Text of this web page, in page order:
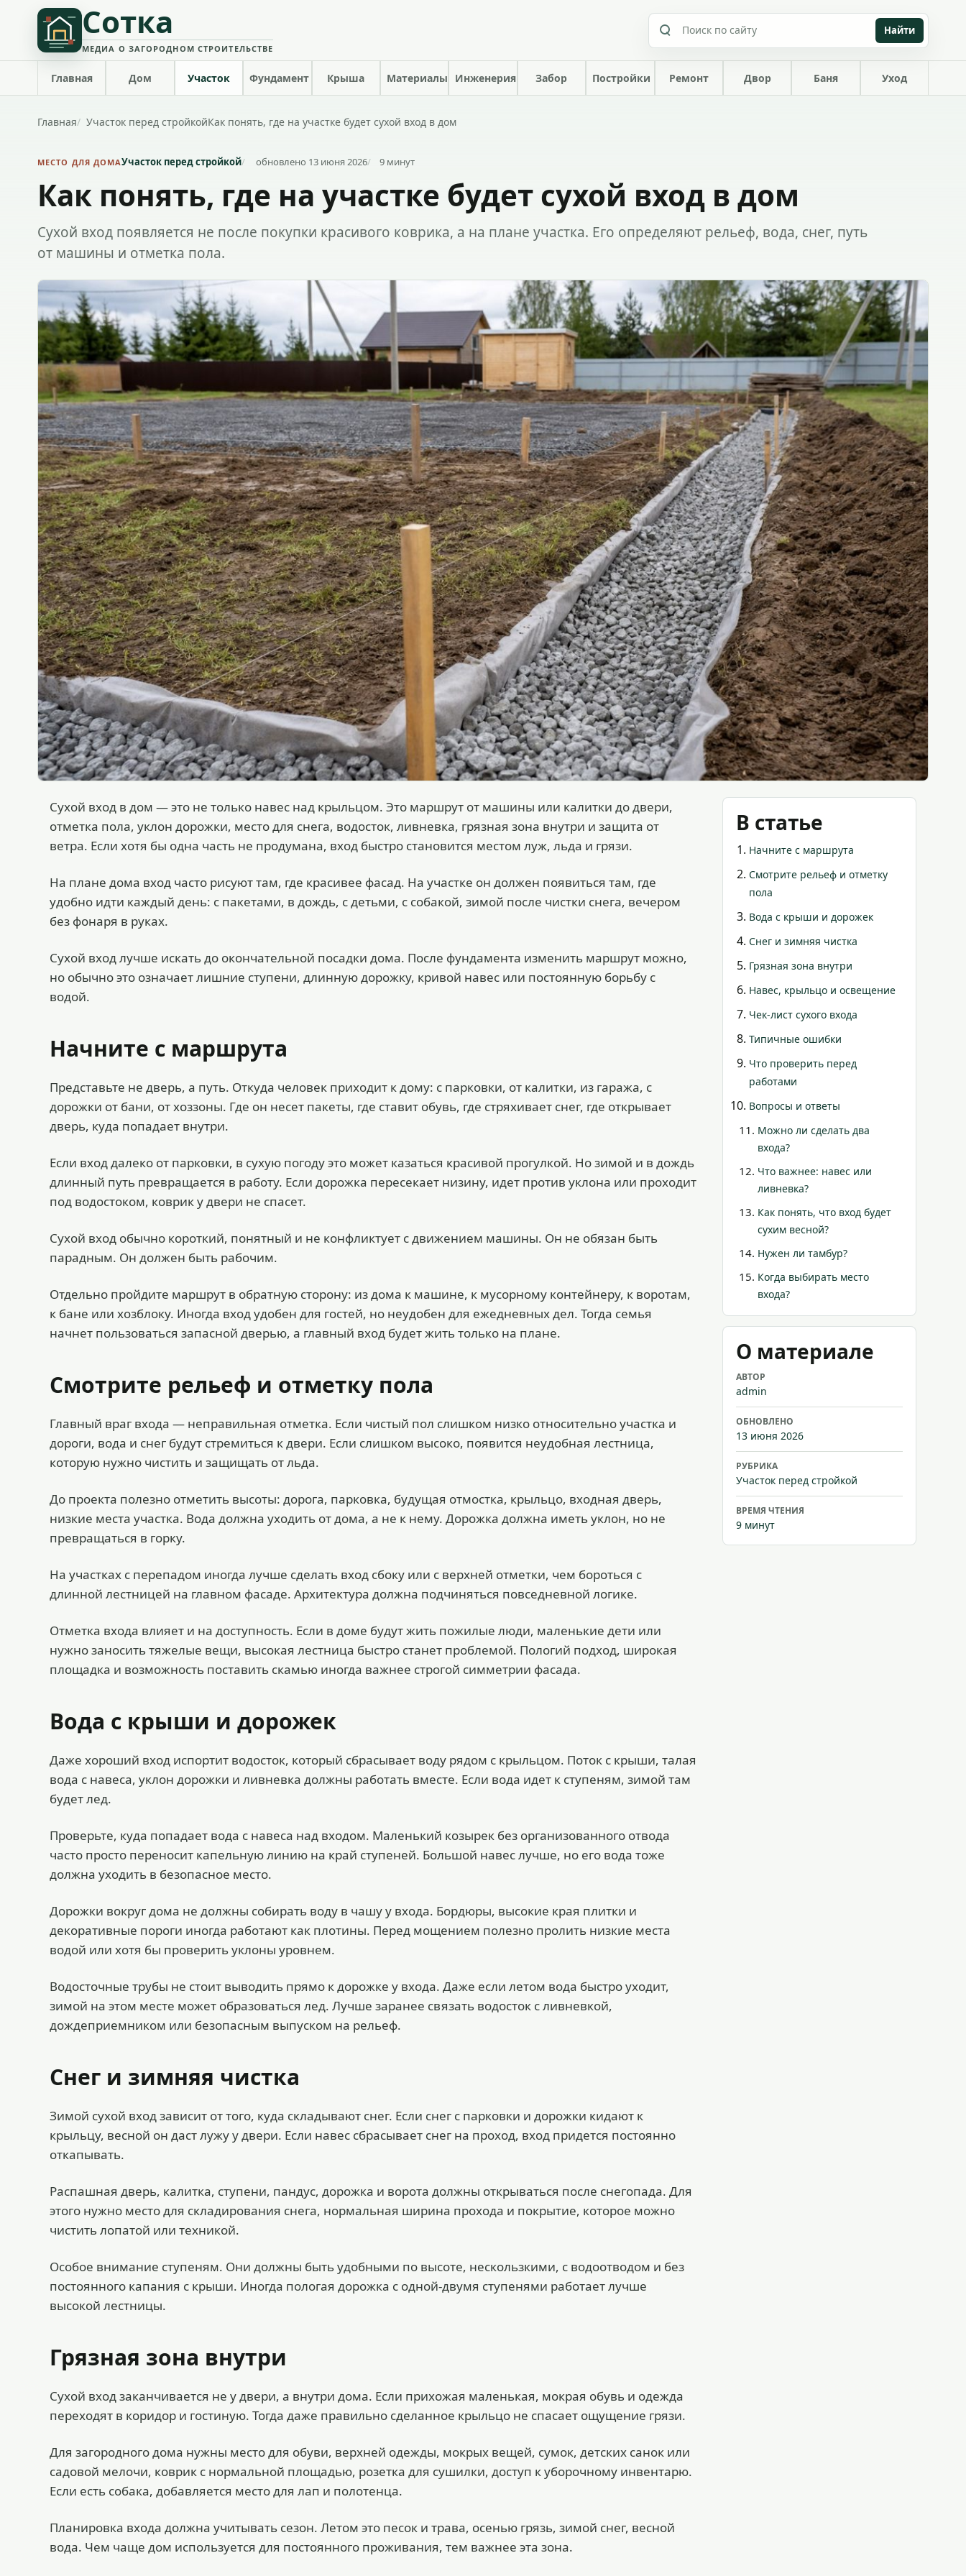
Сотка
МЕДИА О ЗАГОРОДНОМ СТРОИТЕЛЬСТВЕ
Найти
Главная Дом Участок Фундамент Крыша Материалы Инженерия Забор Постройки Ремонт Двор Баня Уход
Главная Участок перед стройкойКак понять, где на участке будет сухой вход в дом
МЕСТО ДЛЯ ДОМАУчасток перед стройкой обновлено 13 июня 2026 9 минут
Как понять, где на участке будет сухой вход в дом
Сухой вход появляется не после покупки красивого коврика, а на плане участка. Его определяют рельеф, вода, снег, путь
от машины и отметка пола.
Сухой вход в дом — это не только навес над крыльцом. Это маршрут от машины или калитки до двери,
отметка пола, уклон дорожки, место для снега, водосток, ливневка, грязная зона внутри и защита от
ветра. Если хотя бы одна часть не продумана, вход быстро становится местом луж, льда и грязи.
На плане дома вход часто рисуют там, где красивее фасад. На участке он должен появиться там, где
удобно идти каждый день: с пакетами, в дождь, с детьми, с собакой, зимой после чистки снега, вечером
без фонаря в руках.
Сухой вход лучше искать до окончательной посадки дома. После фундамента изменить маршрут можно,
но обычно это означает лишние ступени, длинную дорожку, кривой навес или постоянную борьбу с
водой.
Начните с маршрута
Представьте не дверь, а путь. Откуда человек приходит к дому: с парковки, от калитки, из гаража, с
дорожки от бани, от хоззоны. Где он несет пакеты, где ставит обувь, где стряхивает снег, где открывает
дверь, куда попадает внутри.
Если вход далеко от парковки, в сухую погоду это может казаться красивой прогулкой. Но зимой и в дождь
длинный путь превращается в работу. Если дорожка пересекает низину, идет против уклона или проходит
под водостоком, коврик у двери не спасет.
Сухой вход обычно короткий, понятный и не конфликтует с движением машины. Он не обязан быть
парадным. Он должен быть рабочим.
Отдельно пройдите маршрут в обратную сторону: из дома к машине, к мусорному контейнеру, к воротам,
к бане или хозблоку. Иногда вход удобен для гостей, но неудобен для ежедневных дел. Тогда семья
начнет пользоваться запасной дверью, а главный вход будет жить только на плане.
Смотрите рельеф и отметку пола
Главный враг входа — неправильная отметка. Если чистый пол слишком низко относительно участка и
дороги, вода и снег будут стремиться к двери. Если слишком высоко, появится неудобная лестница,
которую нужно чистить и защищать от льда.
До проекта полезно отметить высоты: дорога, парковка, будущая отмостка, крыльцо, входная дверь,
низкие места участка. Вода должна уходить от дома, а не к нему. Дорожка должна иметь уклон, но не
превращаться в горку.
На участках с перепадом иногда лучше сделать вход сбоку или с верхней отметки, чем бороться с
длинной лестницей на главном фасаде. Архитектура должна подчиняться повседневной логике.
Отметка входа влияет и на доступность. Если в доме будут жить пожилые люди, маленькие дети или
нужно заносить тяжелые вещи, высокая лестница быстро станет проблемой. Пологий подход, широкая
площадка и возможность поставить скамью иногда важнее строгой симметрии фасада.
Вода с крыши и дорожек
Даже хороший вход испортит водосток, который сбрасывает воду рядом с крыльцом. Поток с крыши, талая
вода с навеса, уклон дорожки и ливневка должны работать вместе. Если вода идет к ступеням, зимой там
будет лед.
Проверьте, куда попадает вода с навеса над входом. Маленький козырек без организованного отвода
часто просто переносит капельную линию на край ступеней. Большой навес лучше, но его вода тоже
должна уходить в безопасное место.
Дорожки вокруг дома не должны собирать воду в чашу у входа. Бордюры, высокие края плитки и
декоративные пороги иногда работают как плотины. Перед мощением полезно пролить низкие места
водой или хотя бы проверить уклоны уровнем.
Водосточные трубы не стоит выводить прямо к дорожке у входа. Даже если летом вода быстро уходит,
зимой на этом месте может образоваться лед. Лучше заранее связать водосток с ливневкой,
дождеприемником или безопасным выпуском на рельеф.
Снег и зимняя чистка
Зимой сухой вход зависит от того, куда складывают снег. Если снег с парковки и дорожки кидают к
крыльцу, весной он даст лужу у двери. Если навес сбрасывает снег на проход, вход придется постоянно
откапывать.
Распашная дверь, калитка, ступени, пандус, дорожка и ворота должны открываться после снегопада. Для
этого нужно место для складирования снега, нормальная ширина прохода и покрытие, которое можно
чистить лопатой или техникой.
Особое внимание ступеням. Они должны быть удобными по высоте, нескользкими, с водоотводом и без
постоянного капания с крыши. Иногда пологая дорожка с одной-двумя ступенями работает лучше
высокой лестницы.
Грязная зона внутри
Сухой вход заканчивается не у двери, а внутри дома. Если прихожая маленькая, мокрая обувь и одежда
переходят в коридор и гостиную. Тогда даже правильно сделанное крыльцо не спасает ощущение грязи.
Для загородного дома нужны место для обуви, верхней одежды, мокрых вещей, сумок, детских санок или
садовой мелочи, коврик с нормальной площадью, розетка для сушилки, доступ к уборочному инвентарю.
Если есть собака, добавляется место для лап и полотенца.
Планировка входа должна учитывать сезон. Летом это песок и трава, осенью грязь, зимой снег, весной
вода. Чем чаще дом используется для постоянного проживания, тем важнее эта зона.
В статье
Начните с маршрута
Смотрите рельеф и отметку
пола
Вода с крыши и дорожек
Снег и зимняя чистка
Грязная зона внутри
Навес, крыльцо и освещение
Чек-лист сухого входа
Типичные ошибки
Что проверить перед
работами
Вопросы и ответы
Можно ли сделать два
входа?
Что важнее: навес или
ливневка?
Как понять, что вход будет
сухим весной?
Нужен ли тамбур?
Когда выбирать место
входа?
О материале
АВТОР
admin
ОБНОВЛЕНО
13 июня 2026
РУБРИКА
Участок перед стройкой
ВРЕМЯ ЧТЕНИЯ
9 минут